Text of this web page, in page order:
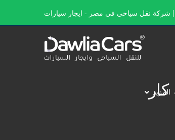
| شركة نقل سياحي في مصر - ايجار سيارات
المزيد